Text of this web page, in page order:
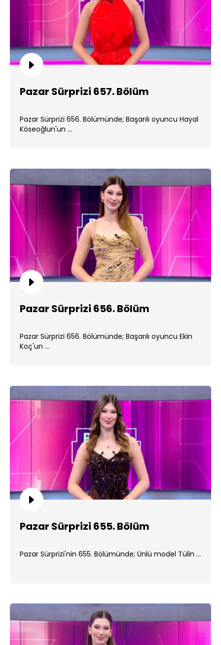
Pazar Sürprizi 657. Bölüm
Pazar Sürprizi 656. Bölümünde; Başarılı oyuncu Hayal
Köseoğlun'un ...
Pazar Sürprizi 656. Bölüm
Pazar Sürprizi 656. Bölümünde; Başarılı oyuncu Ekin
Koç'un ...
Pazar Sürprizi 655. Bölüm
Pazar Sürprizi'nin 655. Bölümünde; Ünlü model Tülin ...